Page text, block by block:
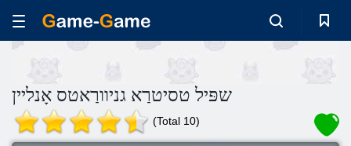
שפּיל טסיטרַא גניוורַאטס אָנליין
(Total 10)